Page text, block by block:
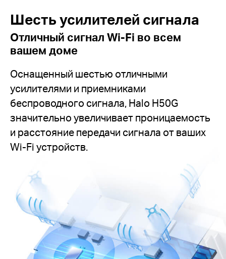
Шесть усилителей сигнала
Отличный сигнал Wi-Fi во всем
вашем доме
Оснащенный шестью отличными
усилителями и приемниками
беспроводного сигнала, Halo H50G
значительно увеличивает проницаемость
и расстояние передачи сигнала от ваших
Wi-Fi устройств.